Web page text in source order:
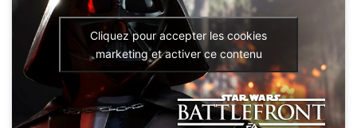
Cliquez pour accepter les cookies
marketing et activer ce contenu